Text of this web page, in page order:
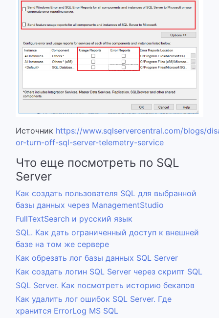
Источник https://www.sqlservercentral.com/blogs/
or-turn-off-sql-server-telemetry-service
Что еще посмотреть по SQL
Server
Как создать пользователя SQL для выбранной
базы данных через ManagementStudio
FullTextSearch и русский язык
SQL. Как дать ограниченный доступ к внешней
базе на том же сервере
Как обрезать лог базы данных SQL Server
Как создать логин SQL Server через скрипт SQL
SQL Server. Как посмотреть историю бекапов
Как удалить лог ошибок SQL Server. Где
хранится ErrorLog MS SQL